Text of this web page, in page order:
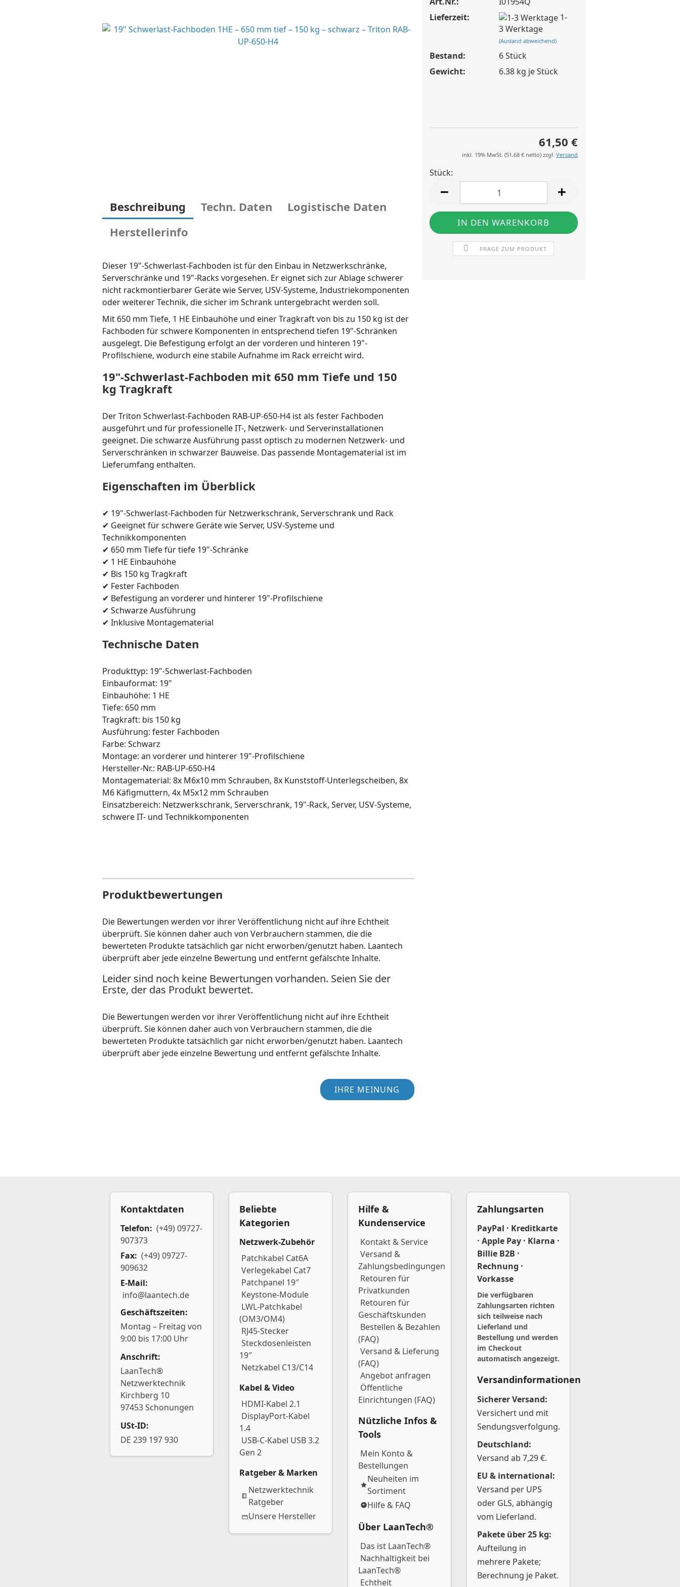
Lieferzeit:
1-
3 Werktage
(Ausland abweichend)
Bestand: 6Stück
Gewicht:
6.38kg je Stück
61,50 €
inkl. 19% MwSt. (51,68 € netto) zzgl. Versand
Stück:
Stück
FRAGE ZUM PRODUKT
Beschreibung Techn. Daten
Logistische Daten
Herstellerinfo
Dieser 19"-Schwerlast-Fachboden ist für den Einbau in Netzwerkschränke,
Serverschränke und 19"-Racks vorgesehen. Er eignet sich zur Ablage schwerer
nicht rackmontierbarer Geräte wie Server, USV-Systeme, Industriekomponenten
oder weiterer Technik, die sicher im Schrank untergebracht werden soll.
Mit 650 mm Tiefe, 1 HE Einbauhöhe und einer Tragkraft von bis zu 150 kg ist der
Fachboden für schwere Komponenten in entsprechend tiefen 19"-Schränken
ausgelegt. Die Befestigung erfolgt an der vorderen und hinteren 19"-
Profilschiene, wodurch eine stabile Aufnahme im Rack erreicht wird.
19"-Schwerlast-Fachboden mit 650 mm Tiefe und 150
kg Tragkraft
Der Triton Schwerlast-Fachboden RAB-UP-650-H4 ist als fester Fachboden
ausgeführt und für professionelle IT-, Netzwerk- und Serverinstallationen
geeignet. Die schwarze Ausführung passt optisch zu modernen Netzwerk- und
Serverschränken in schwarzer Bauweise. Das passende Montagematerial ist im
Lieferumfang enthalten.
Eigenschaften im Überblick
✔ 19"-Schwerlast-Fachboden für Netzwerkschrank, Serverschrank und Rack
✔ Geeignet für schwere Geräte wie Server, USV-Systeme und
Technikkomponenten
✔ 650 mm Tiefe für tiefe 19"-Schränke
✔ 1 HE Einbauhöhe
✔ Bis 150 kg Tragkraft
✔ Fester Fachboden
✔ Befestigung an vorderer und hinterer 19"-Profilschiene
✔ Schwarze Ausführung
✔ Inklusive Montagematerial
Technische Daten
Produkttyp: 19"-Schwerlast-Fachboden
Einbauformat: 19"
Einbauhöhe: 1 HE
Tiefe: 650 mm
Tragkraft: bis 150 kg
Ausführung: fester Fachboden
Farbe: Schwarz
Montage: an vorderer und hinterer 19"-Profilschiene
Hersteller-Nr.: RAB-UP-650-H4
Montagematerial: 8x M6x10 mm Schrauben, 8x Kunststoff-Unterlegscheiben, 8x
M6 Käfigmuttern, 4x M5x12 mm Schrauben
Einsatzbereich: Netzwerkschrank, Serverschrank, 19"-Rack, Server, USV-Systeme,
schwere IT- und Technikkomponenten
Produktbewertungen
Die Bewertungen werden vor ihrer Veröffentlichung nicht auf ihre Echtheit
überprüft. Sie können daher auch von Verbrauchern stammen, die die
bewerteten Produkte tatsächlich gar nicht erworben/genutzt haben. Laantech
überprüft aber jede einzelne Bewertung und entfernt gefälschte Inhalte.
Leider sind noch keine Bewertungen vorhanden. Seien Sie der
Erste, der das Produkt bewertet.
Die Bewertungen werden vor ihrer Veröffentlichung nicht auf ihre Echtheit
überprüft. Sie können daher auch von Verbrauchern stammen, die die
bewerteten Produkte tatsächlich gar nicht erworben/genutzt haben. Laantech
überprüft aber jede einzelne Bewertung und entfernt gefälschte Inhalte.
IHRE MEINUNG
Kontaktdaten
Telefon: (+49) 09727-
907373
Fax: (+49) 09727-
909632
E-Mail:
info@laantech.de
Geschäftszeiten:
Montag – Freitag von
9:00 bis 17:00 Uhr
Anschrift:
LaanTech®
Netzwerktechnik
Kirchberg 10
97453 Schonungen
USt-ID:
DE 239 197 930
Beliebte
Kategorien
Netzwerk-Zubehör
Patchkabel Cat6A
Verlegekabel Cat7
Patchpanel 19″
Keystone-Module
LWL-Patchkabel
(OM3/OM4)
RJ45-Stecker
Steckdosenleisten
19″
Netzkabel C13/C14
Kabel & Video
HDMI-Kabel 2.1
DisplayPort-Kabel
1.4
USB-C-Kabel USB 3.2
Gen 2
Ratgeber & Marken
Netzwerktechnik
Ratgeber
Unsere Hersteller
Hilfe &
Kundenservice
Kontakt & Service
Versand &
Zahlungsbedingungen
Retouren für
Privatkunden
Retouren für
Geschäftskunden
Bestellen & Bezahlen
(FAQ)
Versand & Lieferung
(FAQ)
Angebot anfragen
Öffentliche
Einrichtungen (FAQ)
Nützliche Infos &
Tools
Mein Konto &
Bestellungen
Neuheiten im
Sortiment
Hilfe & FAQ
Über LaanTech®
Das ist LaanTech®
Nachhaltigkeit bei
LaanTech®
Echtheit
Zahlungsarten
PayPal · Kreditkarte
· Apple Pay · Klarna ·
Billie B2B ·
Rechnung ·
Vorkasse
Die verfügbaren
Zahlungsarten richten
sich teilweise nach
Lieferland und
Bestellung und werden
im Checkout
automatisch angezeigt.
Versandinformationen
Sicherer Versand:
Versichert und mit
Sendungsverfolgung.
Deutschland:
Versand ab 7,29 €.
EU & international:
Versand per UPS
oder GLS, abhängig
vom Lieferland.
Pakete über 25 kg:
Aufteilung in
mehrere Pakete;
Berechnung je Paket.